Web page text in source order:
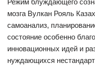
Режим блуждающего
мозга Вулкан Рояль
самоанализ,
состояние особенно
инновационных идей и
нуждающихся